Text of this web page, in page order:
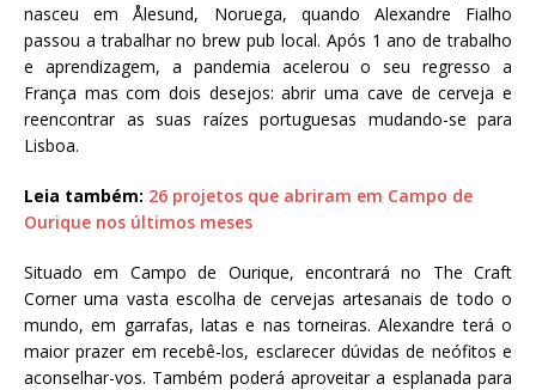
nasceu em Ålesund, Noruega, quando Alexandre Fialho
passou a trabalhar no brew pub local. Após 1 ano de trabalho
e aprendizagem, a pandemia acelerou o seu regresso a
França mas com dois desejos: abrir uma cave de cerveja e
reencontrar as suas raízes portuguesas mudando-se para
Lisboa.
Leia também: 26 projetos que abriram em Campo de
Ourique nos últimos meses
Situado em Campo de Ourique, encontrará no The Craft
Corner uma vasta escolha de cervejas artesanais de todo o
mundo, em garrafas, latas e nas torneiras. Alexandre terá o
maior prazer em recebê-los, esclarecer dúvidas de neófitos e
aconselhar-vos. Também poderá aproveitar a esplanada para